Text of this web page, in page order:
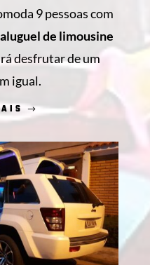
9 pessoas com
aluguel de limousine
desfrutar de um
igual.